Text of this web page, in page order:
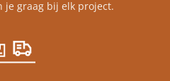
je graag bij elk project.​